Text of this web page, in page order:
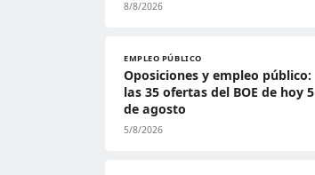
8/8/2026
EMPLEO PÚBLICO
Oposiciones y empleo público:
las 35 ofertas del BOE de hoy 5
de agosto
5/8/2026